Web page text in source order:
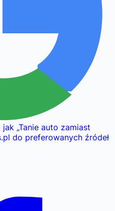
jak „Tanie auto zamiast
do preferowanych źródeł